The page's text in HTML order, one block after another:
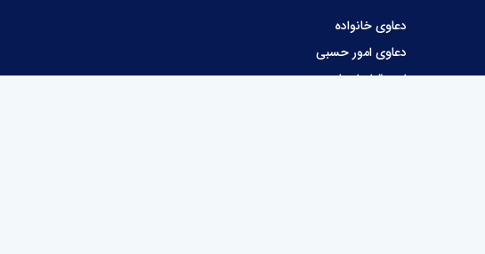
دعاوی خانواده
دعاوی امور حسبی
امور قراردادها